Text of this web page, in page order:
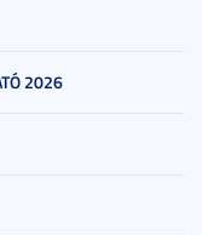
2026